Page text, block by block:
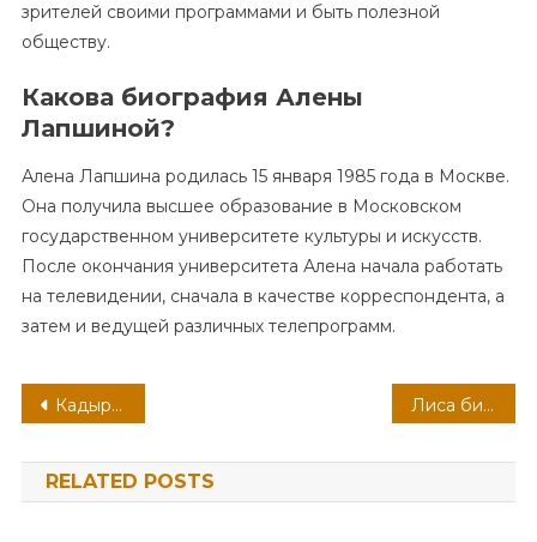
зрителей своими программами и быть полезной
обществу.
Какова биография Алены
Лапшиной?
Алена Лапшина родилась 15 января 1985 года в Москве.
Она получила высшее образование в Московском
государственном университете культуры и искусств.
После окончания университета Алена начала работать
на телевидении, сначала в качестве корреспондента, а
затем и ведущей различных телепрограмм.
Навигация
по
записям
Кадырова Медни Мусаевна — биография, достижения и интересные факты Лиса биография девушка из блэк пинк
RELATED POSTS